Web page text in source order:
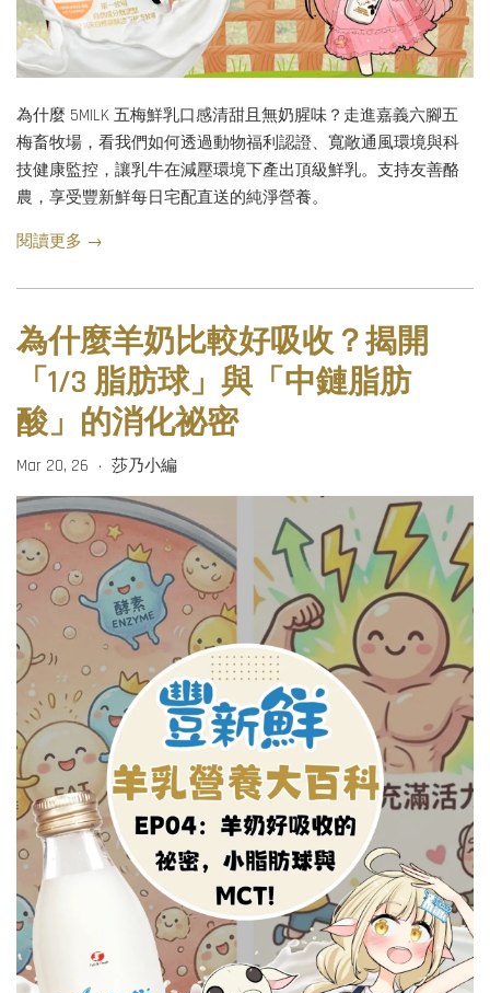
為什麼 5MILK 五梅鮮乳口感清甜且無奶腥味？走進嘉義六腳五
梅畜牧場，看我們如何透過動物福利認證、寬敞通風環境與科
技健康監控，讓乳牛在減壓環境下產出頂級鮮乳。支持友善酪
農，享受豐新鮮每日宅配直送的純淨營養。
閱讀更多 →
為什麼羊奶比較好吸收？揭開
「1/3 脂肪球」與「中鏈脂肪
酸」的消化祕密
Mar 20, 26 • 莎乃小編